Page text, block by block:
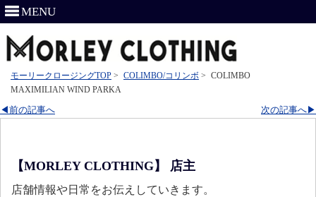
MENU
モーリークロージングTOP > COLIMBO/コリンボ > COLIMBO
MAXIMILIAN WIND PARKA
次の記事へ▶
◀前の記事へ
【MORLEY CLOTHING】 店主
店舗情報や日常をお伝えしていきます。